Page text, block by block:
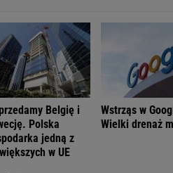
Belgię i
Polska
jedną z
w UE
Wstrząs w
Wielki drenaż